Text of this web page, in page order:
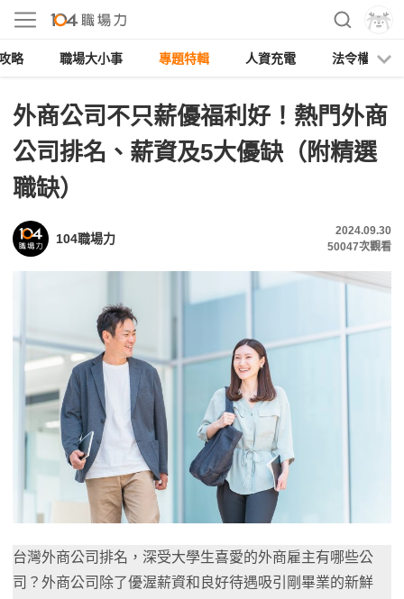
略 職場大小事 專題特輯 人資充電 法令權益
外商公司不只薪優福利好！熱門外商
公司排名、薪資及5大優缺（附精選
職缺）
104職場力
2024.09.30
50047次觀看
台灣外商公司排名，深受大學生喜愛的外商雇主有哪些公
司？外商公司除了優渥薪資和良好待遇吸引剛畢業的新鮮